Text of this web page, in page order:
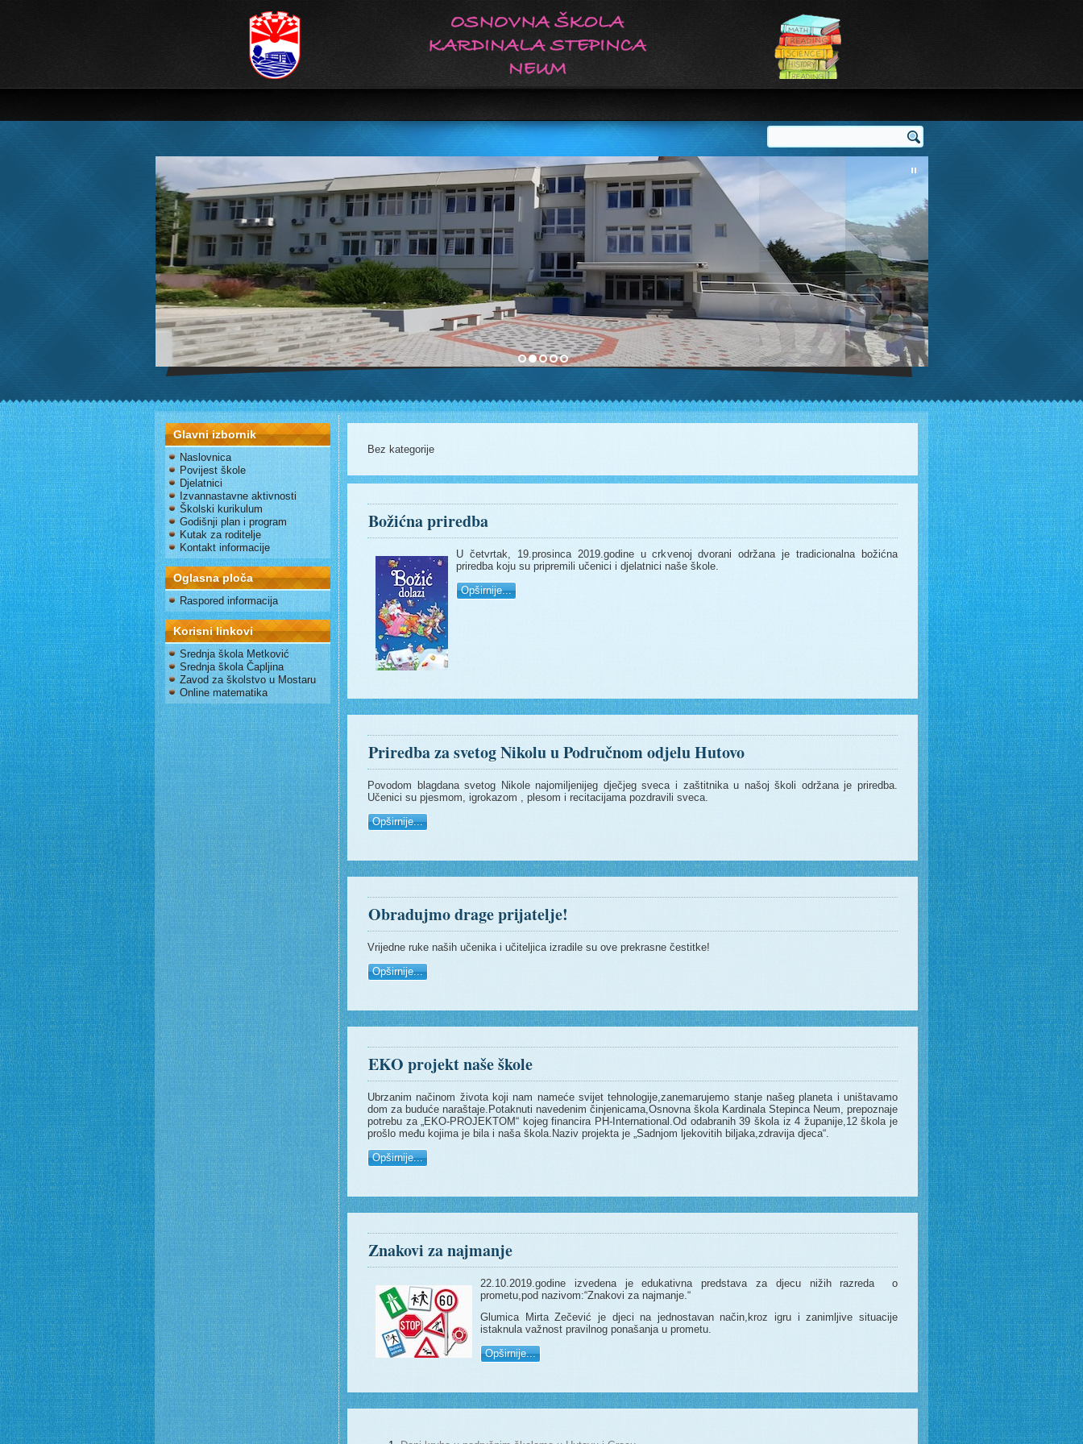
Glavni izbornik
Naslovnica
Povijest škole
Djelatnici
Izvannastavne aktivnosti
Školski kurikulum
Godišnji plan i program
Kutak za roditelje
Kontakt informacije
Oglasna ploča
Raspored informacija
Korisni linkovi
Srednja škola Metković
Srednja škola Čapljina
Zavod za školstvo u Mostaru
Online matematika
Bez kategorije
Božićna priredba
U četvrtak, 19.prosinca 2019.godine u crkvenoj dvorani održana je tradicionalna božićna
priredba koju su pripremili učenici i djelatnici naše škole.
Opširnije...
Priredba za svetog Nikolu u Područnom odjelu Hutovo
Povodom blagdana svetog Nikole najomiljenijeg dječjeg sveca i zaštitnika u našoj školi održana je priredba.
Učenici su pjesmom, igrokazom , plesom i recitacijama pozdravili sveca.
Opširnije...
Obradujmo drage prijatelje!
Vrijedne ruke naših učenika i učiteljica izradile su ove prekrasne čestitke!
Opširnije...
EKO projekt naše škole
Ubrzanim načinom života koji nam nameće svijet tehnologije,zanemarujemo stanje našeg planeta i uništavamo
dom za buduće naraštaje.Potaknuti navedenim činjenicama,Osnovna škola Kardinala Stepinca Neum, prepoznaje
potrebu za „EKO-PROJEKTOM“ kojeg financira PH-International.Od odabranih 39 škola iz 4 županije,12 škola je
prošlo među kojima je bila i naša škola.Naziv projekta je „Sadnjom ljekovitih biljaka,zdravija djeca“.
Opširnije...
Znakovi za najmanje
22.10.2019.godine izvedena je edukativna predstava za djecu nižih razreda o
prometu,pod nazivom:“Znakovi za najmanje.“
Glumica Mirta Zečević je djeci na jednostavan način,kroz igru i zanimljive situacije
istaknula važnost pravilnog ponašanja u prometu.
Opširnije...